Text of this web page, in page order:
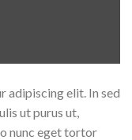
adipiscing elit. In sed
ut purus ut,
nunc eget tortor